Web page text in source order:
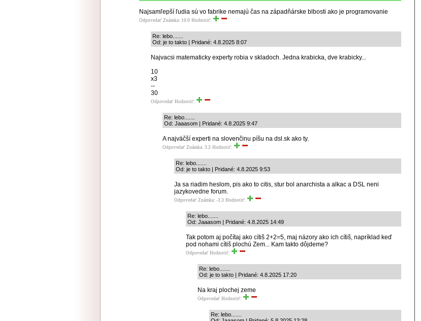
Najsamľepší ľudia sú vo fabrike nemajú čas na západňárske blbosti ako je programovanie
Odpovedať Známka: 10.0 Hodnotiť:
Re: lebo.......
Od: je to takto | Pridané: 4.8.2025 8:07
Najvacsi matematicky experty robia v skladoch. Jedna krabicka, dve krabicky...
10
x3
--
30
Odpovedať Hodnotiť:
Re: lebo.......
Od: Jaaasom | Pridané: 4.8.2025 9:47
A najväčší experti na slovenčinu píšu na dsl.sk ako ty.
Odpovedať Známka: 3.3 Hodnotiť:
Re: lebo.......
Od: je to takto | Pridané: 4.8.2025 9:53
Ja sa riadim heslom, pis ako to citis, stur bol anarchista a alkac a DSL neni
jazykovedne forum.
Odpovedať Známka: -3.3 Hodnotiť:
Re: lebo.......
Od: Jaaasom | Pridané: 4.8.2025 14:49
Tak potom aj počítaj ako cítiš 2+2=5, maj názory ako ich cítiš, napríklad keď
pod nohami cítiš plochú Zem... Kam takto dôjdeme?
Odpovedať Hodnotiť:
Re: lebo.......
Od: je to takto | Pridané: 4.8.2025 17:20
Na kraj plochej zeme
Odpovedať Hodnotiť:
Re: lebo.......